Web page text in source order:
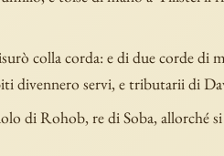
colla corda: e di due corde di
divennero servi, e tributarii di
di Rohob, re di Soba, allorché